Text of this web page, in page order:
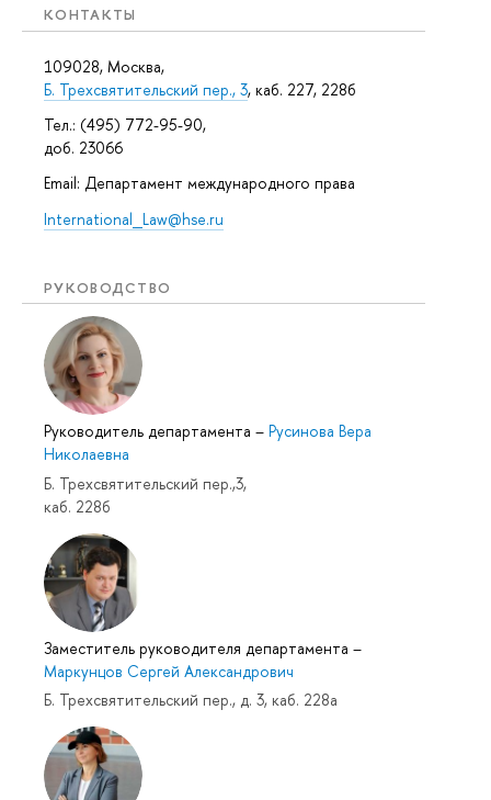
КОНТАКТЫ
109028, Москва,
Б. Трехсвятительский пер., 3, каб. 227, 228б
Тел.: (495) 772-95-90,
доб. 23066
Email: Департамент международного права
International_Law@hse.ru
РУКОВОДСТВО
Руководитель департамента – Русинова Вера
Николаевна
Б. Трехсвятительский пер.,3,
каб. 228б
Заместитель руководителя департамента –
Маркунцов Сергей Александрович
Б. Трехсвятительский пер., д. 3, каб. 228а